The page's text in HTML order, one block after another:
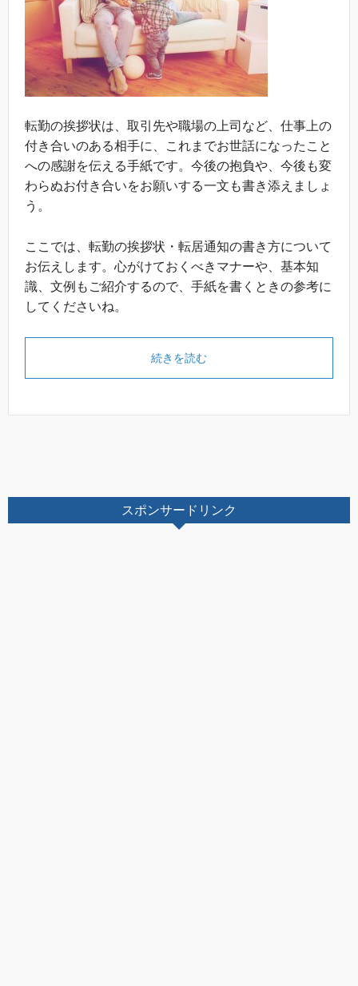
転勤の挨拶状は、取引先や職場の上司など、仕事上の
付き合いのある相手に、これまでお世話になったこと
への感謝を伝える手紙です。今後の抱負や、今後も変
わらぬお付き合いをお願いする一文も書き添えましょ
う。
ここでは、転勤の挨拶状・転居通知の書き方について
お伝えします。心がけておくべきマナーや、基本知
識、文例もご紹介するので、手紙を書くときの参考に
してくださいね。
続きを読む
スポンサードリンク